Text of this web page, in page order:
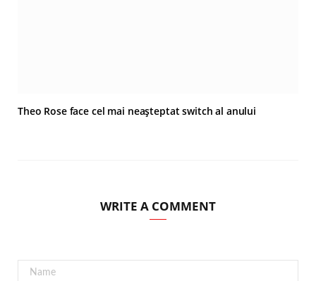
Theo Rose face cel mai neașteptat switch al anului
WRITE A COMMENT